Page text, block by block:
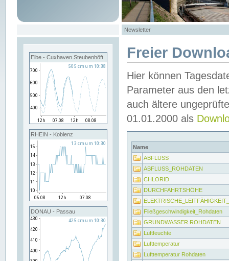
Newsletter
Elbe - Cuxhaven Steubenhöft
RHEIN - Koblenz
DONAU - Passau
Freier
Hier können
Parameter aus den
auch ältere
01.01.2000 als
Name
ABFLUSS
ABFLUSS_ROHDATEN
CHLORID
DURCHFAHRTSHÖHE
Fließgeschwindigkeit_Rohdaten
GRUNDWASSER ROHDATEN
Luftfeuchte
Lufttemperatur
Lufttemperatur Rohdaten